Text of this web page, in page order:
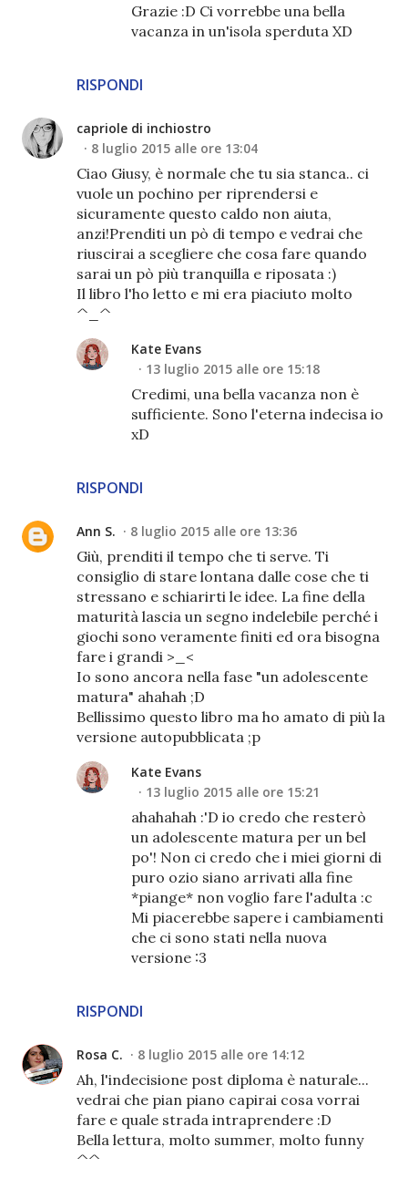
RISPONDI
Grazie :D Ci vorrebbe una bella
vacanza in un'isola sperduta XD
capriole di inchiostro
8 luglio 2015 alle ore 13:04
Ciao Giusy, è normale che tu sia stanca.. ci
vuole un pochino per riprendersi e
sicuramente questo caldo non aiuta,
anzi!Prenditi un pò di tempo e vedrai che
riuscirai a scegliere che cosa fare quando
sarai un pò più tranquilla e riposata :)
Il libro l'ho letto e mi era piaciuto molto
^_^
RISPONDI
Kate Evans
13 luglio 2015 alle ore 15:18
Credimi, una bella vacanza non è
sufficiente. Sono l'eterna indecisa io
xD
Ann S. 8 luglio 2015 alle ore 13:36
Giù, prenditi il tempo che ti serve. Ti
consiglio di stare lontana dalle cose che ti
stressano e schiarirti le idee. La fine della
maturità lascia un segno indelebile perché i
giochi sono veramente finiti ed ora bisogna
fare i grandi >_<
Io sono ancora nella fase "un adolescente
matura" ahahah ;D
Bellissimo questo libro ma ho amato di più la
versione autopubblicata ;p
RISPONDI
Kate Evans
13 luglio 2015 alle ore 15:21
ahahahah :'D io credo che resterò
un adolescente matura per un bel
po'! Non ci credo che i miei giorni di
puro ozio siano arrivati alla fine
*piange* non voglio fare l'adulta :c
Mi piacerebbe sapere i cambiamenti
che ci sono stati nella nuova
versione :3
Rosa C. 8 luglio 2015 alle ore 14:12
Ah, l'indecisione post diploma è naturale...
vedrai che pian piano capirai cosa vorrai
fare e quale strada intraprendere :D
Bella lettura, molto summer, molto funny
^^